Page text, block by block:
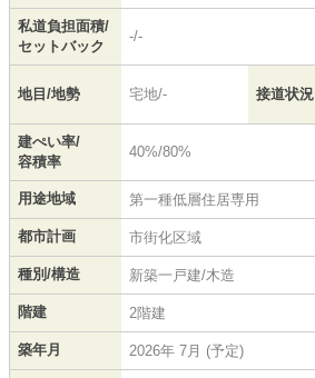
私道負担面積/
セットバック
-/-
地目/地勢 宅地/- 接道状況
建ぺい率/
容積率
40%/80%
用途地域 第一種低層住居専用
都市計画 市街化区域
種別/構造 新築一戸建/木造
階建 2階建
築年月 2026年 7月 (予定)